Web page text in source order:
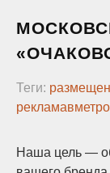
Теги:
рекламавметро
Наша цель —